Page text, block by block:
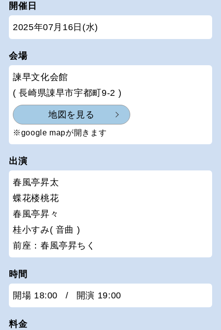
開催日
2025年07月16日(水)
会場
諫早文化会館
( 長崎県諌早市宇都町9-2 )
地図を見る
※google mapが開きます
出演
春風亭昇太
蝶花楼桃花
春風亭昇々
桂小すみ( 音曲 )
前座：春風亭昇ちく
時間
開場 18:00 / 開演 19:00
料金